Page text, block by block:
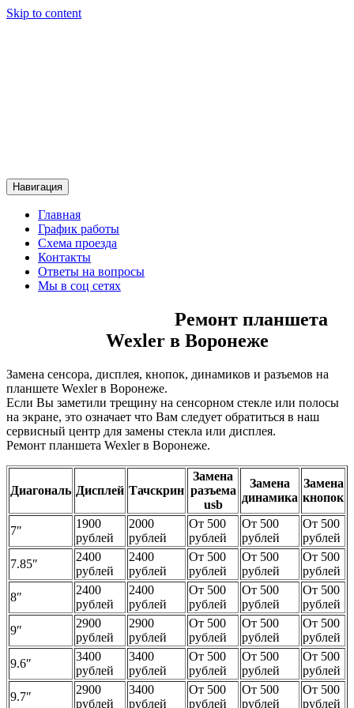
Skip to content
Навигация
Главная
График работы
Схема проезда
Контакты
Ответы на вопросы
Мы в соц сетях
Ремонт планшета
Wexler в Воронеже
Замена сенсора, дисплея, кнопок, динамиков и разъемов на
планшете Wexler в Воронеже.
Если Вы заметили трещину на сенсорном стекле или полосы
на экране, это означает что Вам следует обратиться в наш
сервисный центр для замены стекла или дисплея.
Ремонт планшета Wexler в Воронеже.
Диагональ Дисплей Тачскрин
Замена
разъема
usb
Замена
динамика
Замена
кнопок
7″
1900
рублей
2000
рублей
От 500
рублей
От 500
рублей
От 500
рублей
7.85″
2400
рублей
2400
рублей
От 500
рублей
От 500
рублей
От 500
рублей
8″
2400
рублей
2400
рублей
От 500
рублей
От 500
рублей
От 500
рублей
9″
2900
рублей
2900
рублей
От 500
рублей
От 500
рублей
От 500
рублей
9.6″
3400
рублей
3400
рублей
От 500
рублей
От 500
рублей
От 500
рублей
9.7″
2900
рублей
3400
рублей
От 500
рублей
От 500
рублей
От 500
рублей